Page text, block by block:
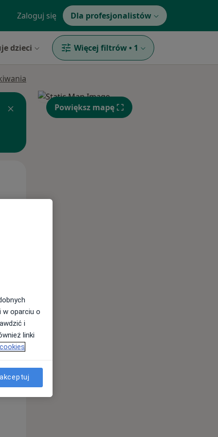
Zaloguj się Dla profesjonalistów
dzieci Więcej filtrów • 1
Wt,
11 Sie
Powiększ mapę
w oparciu o
i
linki